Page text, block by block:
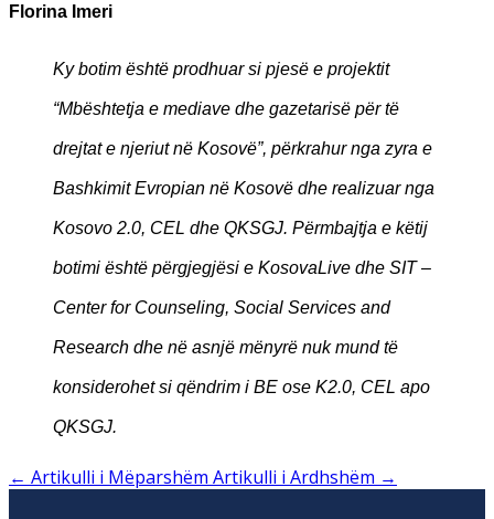
Florina Imeri
Ky botim është prodhuar si pjesë e projektit
“Mbështetja e mediave dhe gazetarisë për të
drejtat e njeriut në Kosovë”, përkrahur nga zyra e
Bashkimit Evropian në Kosovë dhe realizuar nga
Kosovo 2.0, CEL dhe QKSGJ. Përmbajtja e këtij
botimi është përgjegjësi e KosovaLive dhe SIT –
Center for Counseling, Social Services and
Research dhe në asnjë mënyrë nuk mund të
konsiderohet si qëndrim i BE ose K2.0, CEL apo
QKSGJ.
← Artikulli i Mëparshëm Artikulli i Ardhshëm →